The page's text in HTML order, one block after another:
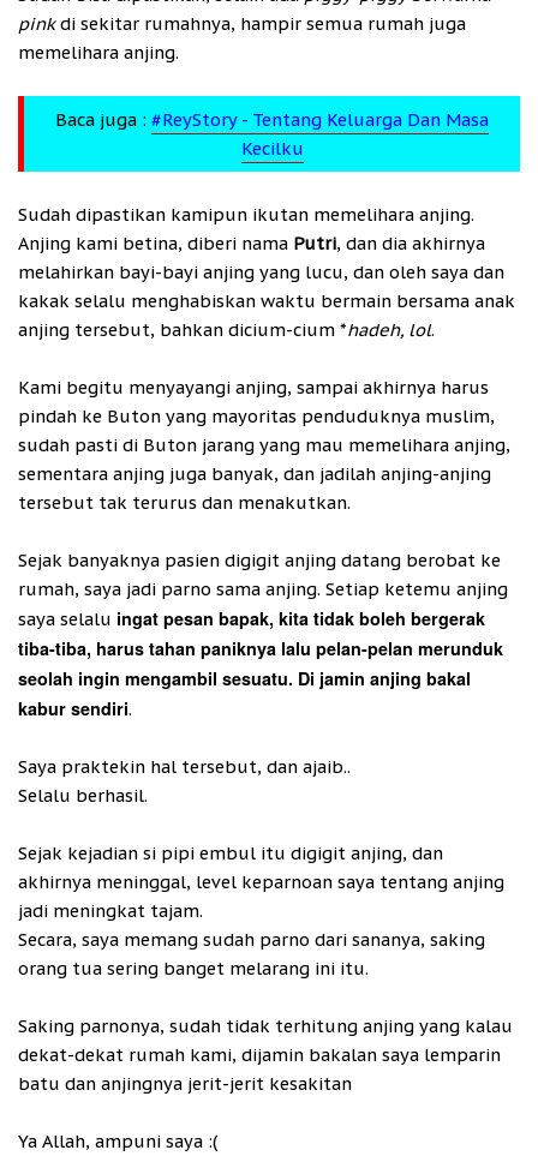
pinkdi sekitar rumahnya, hampir semua rumah juga
memelihara anjing.
Baca juga : #ReyStory - Tentang Keluarga Dan Masa
Kecilku
Sudah dipastikan kamipun ikutan memelihara anjing.
Anjing kami betina, diberi nama Putri, dan dia akhirnya
melahirkan bayi-bayi anjing yang lucu, dan oleh saya dan
kakak selalu menghabiskan waktu bermain bersama anak
anjing tersebut, bahkan dicium-cium *hadeh, lol.
Kami begitu menyayangi anjing, sampai akhirnya harus
pindah ke Buton yang mayoritas penduduknya muslim,
sudah pasti di Buton jarang yang mau memelihara anjing,
sementara anjing juga banyak, dan jadilah anjing-anjing
tersebut tak terurus dan menakutkan.
Sejak banyaknya pasien digigit anjing datang berobat ke
rumah, saya jadi parno sama anjing. Setiap ketemu anjing
saya selalu ingat pesan bapak, kita tidak boleh bergerak
tiba-tiba, harus tahan paniknya lalu pelan-pelan merunduk
seolah ingin mengambil sesuatu. Di jamin anjing bakal
kabur sendiri.
Saya praktekin hal tersebut, dan ajaib..
Selalu berhasil.
Sejak kejadian si pipi embul itu digigit anjing, dan
akhirnya meninggal, level keparnoan saya tentang anjing
jadi meningkat tajam.
Secara, saya memang sudah parno dari sananya, saking
orang tua sering banget melarang ini itu.
Saking parnonya, sudah tidak terhitung anjing yang kalau
dekat-dekat rumah kami, dijamin bakalan saya lemparin
batu dan anjingnya jerit-jerit kesakitan
Ya Allah, ampuni saya :(